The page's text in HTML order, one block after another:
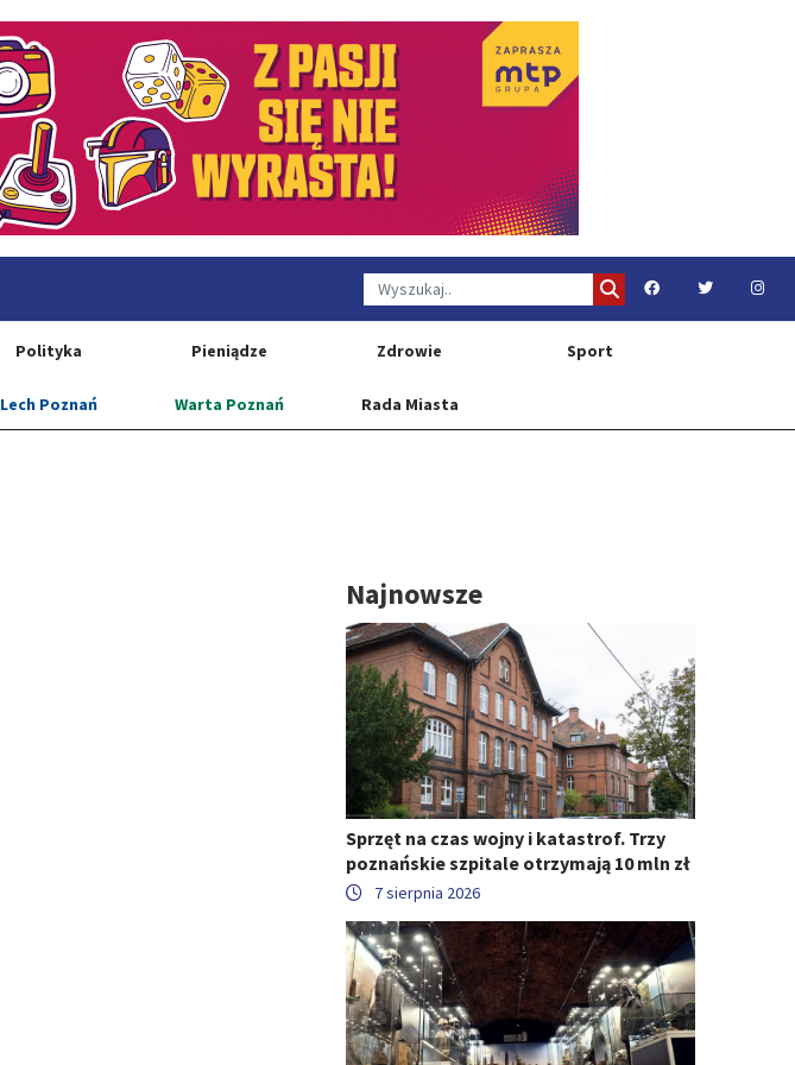
Polityka Pieniądze Zdrowie Sport
Lech Poznań Warta Poznań Rada Miasta
Najnowsze
Sprzęt na czas wojny i katastrof. Trzy
poznańskie szpitale otrzymają 10 mln zł
7 sierpnia 2026